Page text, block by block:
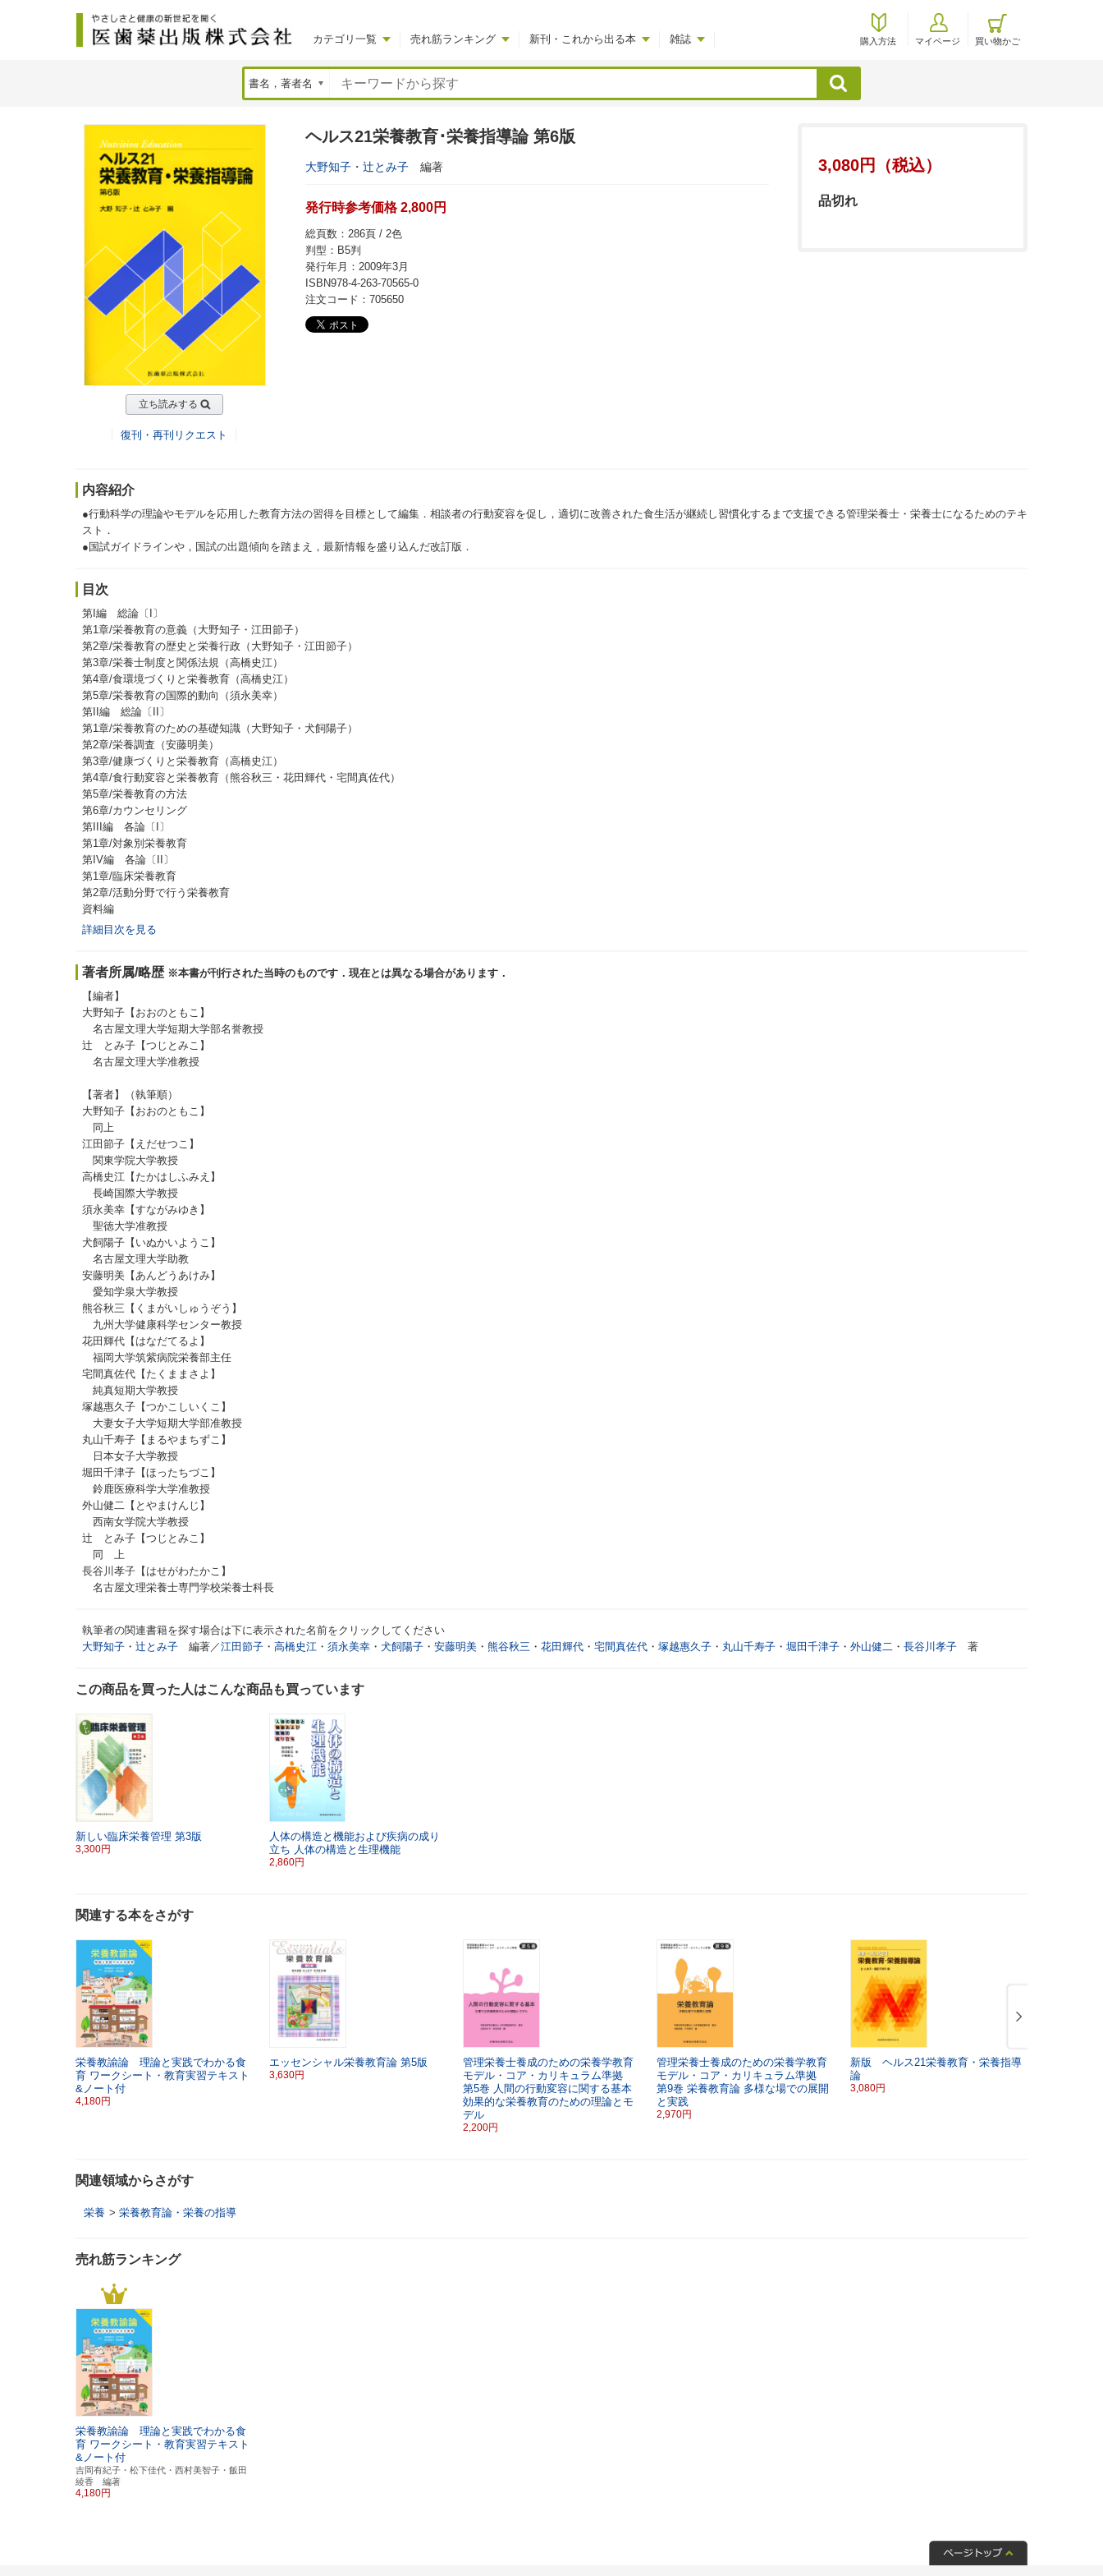
カテゴリ一覧 売れ筋ランキング 新刊・これから出る本 雑誌 購入方法 マイページ 買い物かご
検索
立ち読みする
復刊・再刊リクエスト
3,080円（税込）
品切れ
ヘルス21栄養教育･栄養指導論 第6版
大野知子 ・ 辻とみ子 編著
発行時参考価格 2,800円
総頁数：286頁 / 2色
判型：B5判
発行年月：2009年3月
ISBN978-4-263-70565-0
注文コード：705650
内容紹介
●行動科学の理論やモデルを応用した教育方法の習得を目標として編集．相談者の行動変容を促し，適切に改善された食生活が継続し習慣化するまで支援できる管理栄養士・栄養士になるためのテキ
スト．
●国試ガイドラインや，国試の出題傾向を踏まえ，最新情報を盛り込んだ改訂版．
目次
第I編 総論〔I〕
第1章/栄養教育の意義（大野知子・江田節子）
第2章/栄養教育の歴史と栄養行政（大野知子・江田節子）
第3章/栄養士制度と関係法規（高橋史江）
第4章/食環境づくりと栄養教育（高橋史江）
第5章/栄養教育の国際的動向（須永美幸）
第II編 総論〔II〕
第1章/栄養教育のための基礎知識（大野知子・犬飼陽子）
第2章/栄養調査（安藤明美）
第3章/健康づくりと栄養教育（高橋史江）
第4章/食行動変容と栄養教育（熊谷秋三・花田輝代・宅間真佐代）
第5章/栄養教育の方法
第6章/カウンセリング
第III編 各論〔I〕
第1章/対象別栄養教育
第IV編 各論〔II〕
第1章/臨床栄養教育
第2章/活動分野で行う栄養教育
資料編
詳細目次を見る
著者所属/略歴 ※本書が刊行された当時のものです．現在とは異なる場合があります．
【編者】
大野知子【おおのともこ】
名古屋文理大学短期大学部名誉教授
辻 とみ子【つじとみこ】
名古屋文理大学准教授
【著者】（執筆順）
大野知子【おおのともこ】
同上
江田節子【えだせつこ】
関東学院大学教授
高橋史江【たかはしふみえ】
長崎国際大学教授
須永美幸【すながみゆき】
聖徳大学准教授
犬飼陽子【いぬかいようこ】
名古屋文理大学助教
安藤明美【あんどうあけみ】
愛知学泉大学教授
熊谷秋三【くまがいしゅうぞう】
九州大学健康科学センター教授
花田輝代【はなだてるよ】
福岡大学筑紫病院栄養部主任
宅間真佐代【たくままさよ】
純真短期大学教授
塚越惠久子【つかこしいくこ】
大妻女子大学短期大学部准教授
丸山千寿子【まるやまちずこ】
日本女子大学教授
堀田千津子【ほったちづこ】
鈴鹿医療科学大学准教授
外山健二【とやまけんじ】
西南女学院大学教授
辻 とみ子【つじとみこ】
同 上
長谷川孝子【はせがわたかこ】
名古屋文理栄養士専門学校栄養士科長
執筆者の関連書籍を探す場合は下に表示された名前をクリックしてください
大野知子 ・ 辻とみ子 編著／江田節子 ・ 高橋史江 ・ 須永美幸 ・ 犬飼陽子 ・ 安藤明美 ・ 熊谷秋三 ・ 花田輝代 ・ 宅間真佐代 ・ 塚越惠久子 ・ 丸山千寿子 ・ 堀田千津子 ・ 外山健二 ・ 長谷川孝子 著
この商品を買った人はこんな商品も買っています
新しい臨床栄養管理 第3版
3,300円
人体の構造と機能および疾病の成り
立ち 人体の構造と生理機能
2,860円
関連する本をさがす
栄養教諭論 理論と実践でわかる食
育 ワークシート・教育実習テキスト
&ノート付
4,180円
エッセンシャル栄養教育論 第5版
3,630円
管理栄養士養成のための栄養学教育
モデル・コア・カリキュラム準拠
第5巻 人間の行動変容に関する基本
効果的な栄養教育のための理論とモ
デル
2,200円
管理栄養士養成のための栄養学教育
モデル・コア・カリキュラム準拠
第9巻 栄養教育論 多様な場での展開
と実践
2,970円
新版 ヘルス21栄養教育・栄養指導
論
3,080円
関連領域からさがす
栄養 > 栄養教育論・栄養の指導
売れ筋ランキング
栄養教諭論 理論と実践でわかる食
育 ワークシート・教育実習テキスト
&ノート付
吉岡有紀子・松下佳代・西村美智子・飯田
綾香 編著
4,180円